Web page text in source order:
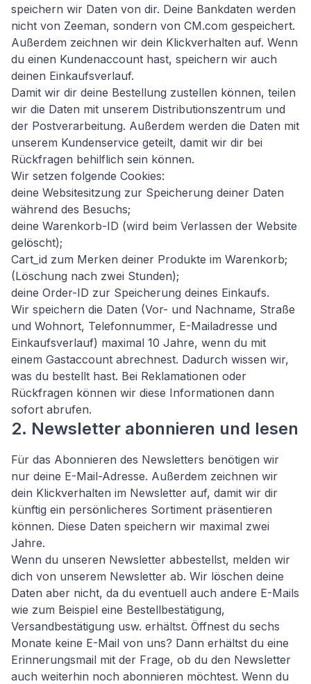
speichern wir Daten von dir. Deine Bankdaten werden
nicht von Zeeman, sondern von CM.com gespeichert.
Außerdem zeichnen wir dein Klickverhalten auf. Wenn
du einen Kundenaccount hast, speichern wir auch
deinen Einkaufsverlauf.
Damit wir dir deine Bestellung zustellen können, teilen
wir die Daten mit unserem Distributionszentrum und
der Postverarbeitung. Außerdem werden die Daten mit
unserem Kundenservice geteilt, damit wir dir bei
Rückfragen behilflich sein können.
Wir setzen folgende Cookies:
deine Websitesitzung zur Speicherung deiner Daten
während des Besuchs;
deine Warenkorb-ID (wird beim Verlassen der Website
gelöscht);
Cart_id zum Merken deiner Produkte im Warenkorb;
(Löschung nach zwei Stunden);
deine Order-ID zur Speicherung deines Einkaufs.
Wir speichern die Daten (Vor- und Nachname, Straße
und Wohnort, Telefonnummer, E-Mailadresse und
Einkaufsverlauf) maximal 10 Jahre, wenn du mit
einem Gastaccount abrechnest. Dadurch wissen wir,
was du bestellt hast. Bei Reklamationen oder
Rückfragen können wir diese Informationen dann
sofort abrufen.
2. Newsletter abonnieren und lesen
Für das Abonnieren des Newsletters benötigen wir
nur deine E-Mail-Adresse. Außerdem zeichnen wir
dein Klickverhalten im Newsletter auf, damit wir dir
künftig ein persönlicheres Sortiment präsentieren
können. Diese Daten speichern wir maximal zwei
Jahre.
Wenn du unseren Newsletter abbestellst, melden wir
dich von unserem Newsletter ab. Wir löschen deine
Daten aber nicht, da du eventuell auch andere E-Mails
wie zum Beispiel eine Bestellbestätigung,
Versandbestätigung usw. erhältst. Öffnest du sechs
Monate keine E-Mail von uns? Dann erhältst du eine
Erinnerungsmail mit der Frage, ob du den Newsletter
auch weiterhin noch abonnieren möchtest. Wenn du